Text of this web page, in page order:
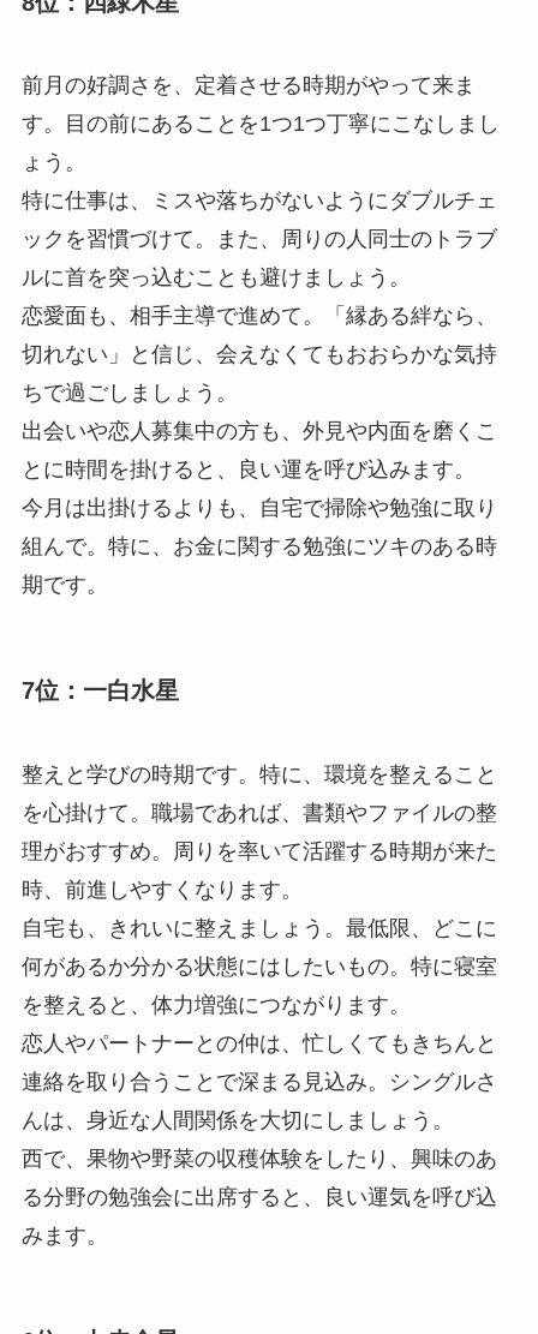
前月の好調さを、定着させる時期がやって来ま
す。目の前にあることを1つ1つ丁寧にこなしまし
ょう。
特に仕事は、ミスや落ちがないようにダブルチェ
ックを習慣づけて。また、周りの人同士のトラブ
ルに首を突っ込むことも避けましょう。
恋愛面も、相手主導で進めて。「縁ある絆なら、
切れない」と信じ、会えなくてもおおらかな気持
ちで過ごしましょう。
出会いや恋人募集中の方も、外見や内面を磨くこ
とに時間を掛けると、良い運を呼び込みます。
今月は出掛けるよりも、自宅で掃除や勉強に取り
組んで。特に、お金に関する勉強にツキのある時
期です。
7位：一白水星
整えと学びの時期です。特に、環境を整えること
を心掛けて。職場であれば、書類やファイルの整
理がおすすめ。周りを率いて活躍する時期が来た
時、前進しやすくなります。
自宅も、きれいに整えましょう。最低限、どこに
何があるか分かる状態にはしたいもの。特に寝室
を整えると、体力増強につながります。
恋人やパートナーとの仲は、忙しくてもきちんと
連絡を取り合うことで深まる見込み。シングルさ
んは、身近な人間関係を大切にしましょう。
西で、果物や野菜の収穫体験をしたり、興味のあ
る分野の勉強会に出席すると、良い運気を呼び込
みます。